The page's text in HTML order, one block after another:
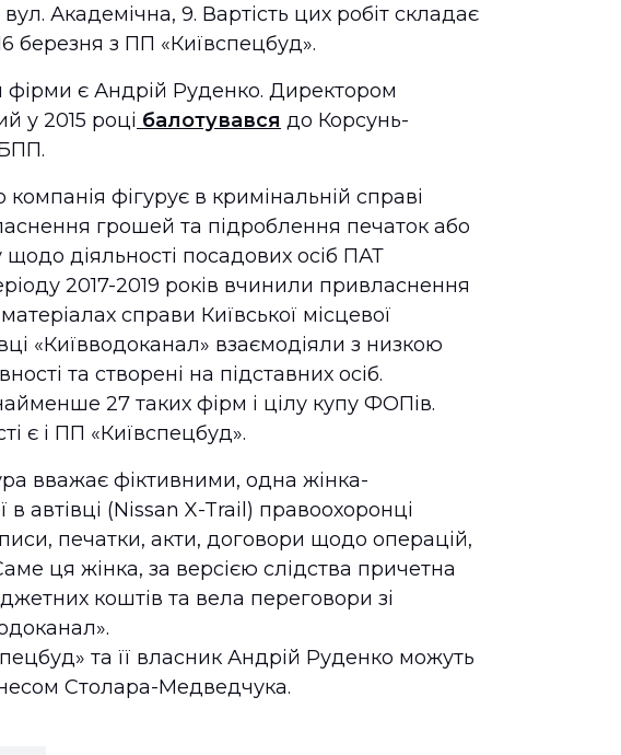
Академічна, 9. Вартість цих робіт складає
березня з ПП «Київспецбуд».
є Андрій Руденко. Директором
у 2015 році балотувався до Корсунь-
фігурує в кримінальній справі
грошей та підроблення печаток або
діяльності посадових осіб ПАТ
2017-2019 років вчинили привласнення
справи Київської місцевої
«Київводоканал» взаємодіяли з низкою
та створені на підставних осіб.
27 таких фірм і цілу купу ФОПів.
є і ПП «Київспецбуд».
вважає фіктивними, одна жінка-
в автівці (Nissan X-Trail) правоохоронці
печатки, акти, договори щодо операцій,
ця жінка, за версією слідства причетна
коштів та вела переговори зі
та її власник Андрій Руденко можуть
Столара-Медведчука.